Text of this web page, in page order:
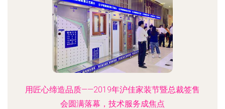
用匠心缔造品质——2019年沪佳家装节暨总裁签售
会圆满落幕，技术服务成焦点